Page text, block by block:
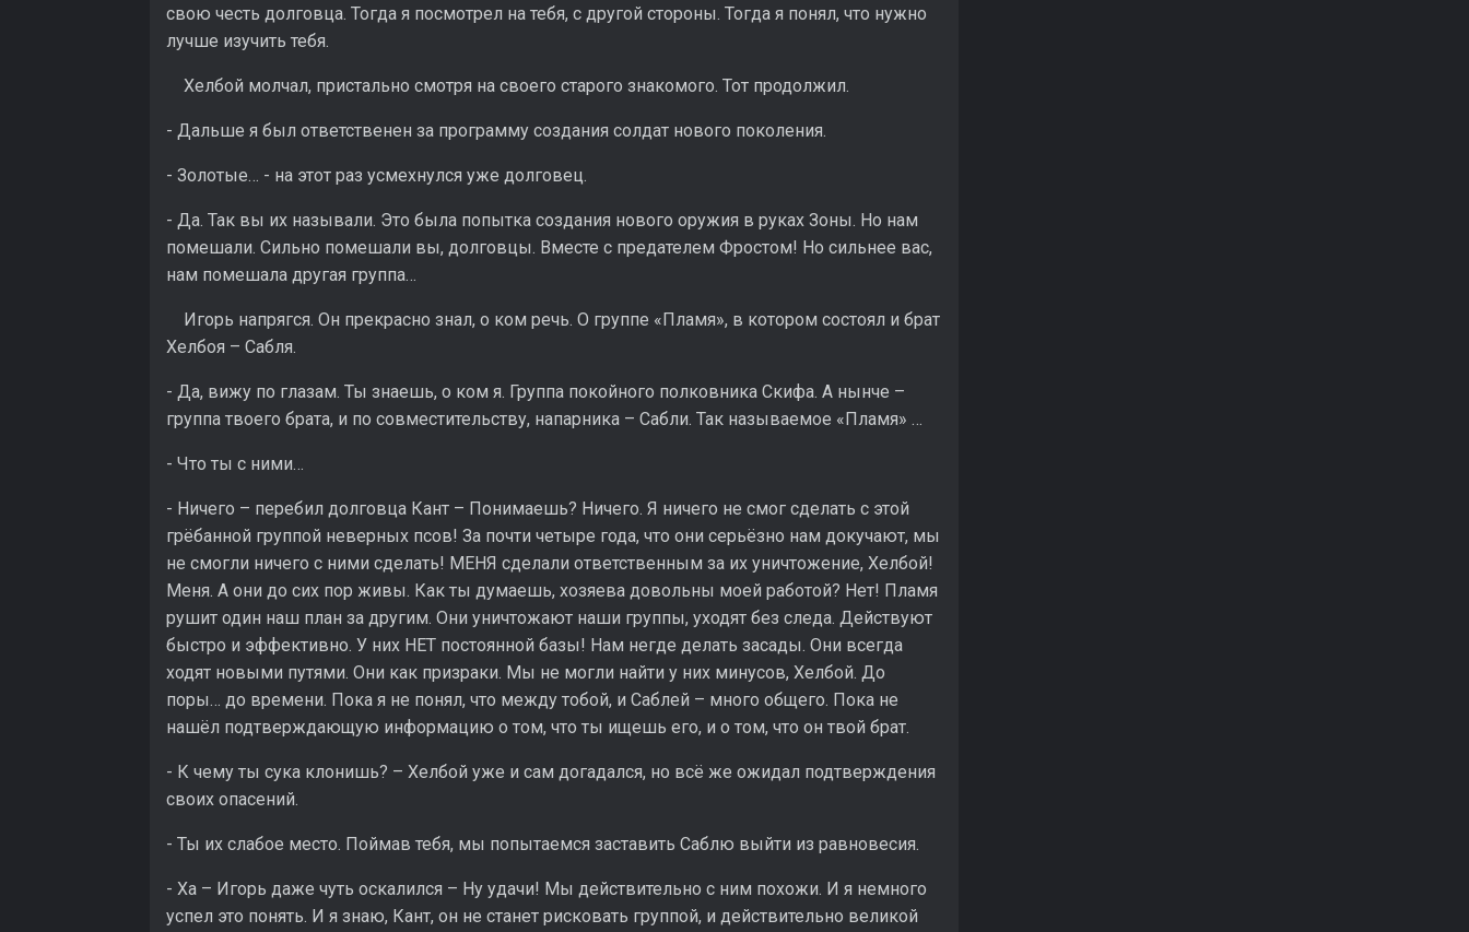
свою честь долговца. Тогда я посмотрел на тебя, с другой стороны. Тогда я понял, что нужно
лучше изучить тебя.
Хелбой молчал, пристально смотря на своего старого знакомого. Тот продолжил.
- Дальше я был ответственен за программу создания солдат нового поколения.
- Золотые… - на этот раз усмехнулся уже долговец.
- Да. Так вы их называли. Это была попытка создания нового оружия в руках Зоны. Но нам
помешали. Сильно помешали вы, долговцы. Вместе с предателем Фростом! Но сильнее вас,
нам помешала другая группа…
Игорь напрягся. Он прекрасно знал, о ком речь. О группе «Пламя», в котором состоял и брат
Хелбоя – Сабля.
- Да, вижу по глазам. Ты знаешь, о ком я. Группа покойного полковника Скифа. А нынче –
группа твоего брата, и по совместительству, напарника – Сабли. Так называемое «Пламя» …
- Что ты с ними…
- Ничего – перебил долговца Кант – Понимаешь? Ничего. Я ничего не смог сделать с этой
грёбанной группой неверных псов! За почти четыре года, что они серьёзно нам докучают, мы
не смогли ничего с ними сделать! МЕНЯ сделали ответственным за их уничтожение, Хелбой!
Меня. А они до сих пор живы. Как ты думаешь, хозяева довольны моей работой? Нет! Пламя
рушит один наш план за другим. Они уничтожают наши группы, уходят без следа. Действуют
быстро и эффективно. У них НЕТ постоянной базы! Нам негде делать засады. Они всегда
ходят новыми путями. Они как призраки. Мы не могли найти у них минусов, Хелбой. До
поры… до времени. Пока я не понял, что между тобой, и Саблей – много общего. Пока не
нашёл подтверждающую информацию о том, что ты ищешь его, и о том, что он твой брат.
- К чему ты сука клонишь? – Хелбой уже и сам догадался, но всё же ожидал подтверждения
своих опасений.
- Ты их слабое место. Поймав тебя, мы попытаемся заставить Саблю выйти из равновесия.
- Ха – Игорь даже чуть оскалился – Ну удачи! Мы действительно с ним похожи. И я немного
успел это понять. И я знаю, Кант, он не станет рисковать группой, и действительно великой